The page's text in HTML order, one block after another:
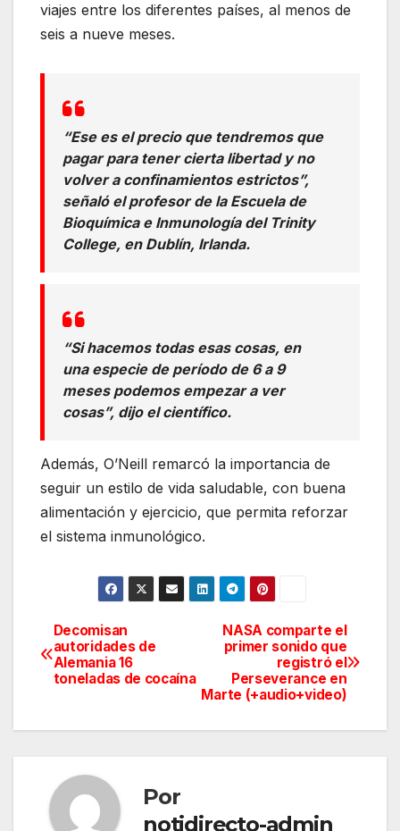
viajes entre los diferentes países, al menos de
seis a nueve meses.
“Ese es el precio que tendremos que
pagar para tener cierta libertad y no
volver a confinamientos estrictos”,
señaló el profesor de la Escuela de
Bioquímica e Inmunología del Trinity
College, en Dublín, Irlanda.
“Si hacemos todas esas cosas, en
una especie de período de 6 a 9
meses podemos empezar a ver
cosas”, dijo el científico.
Además, O’Neill remarcó la importancia de
seguir un estilo de vida saludable, con buena
alimentación y ejercicio, que permita reforzar
el sistema inmunológico.
Navegación
de
NASA comparte el
primer sonido que
registró el
Perseverance en
Marte (+audio+video)
Decomisan
autoridades de
Alemania 16
toneladas de cocaína
Por
notidirecto-admin